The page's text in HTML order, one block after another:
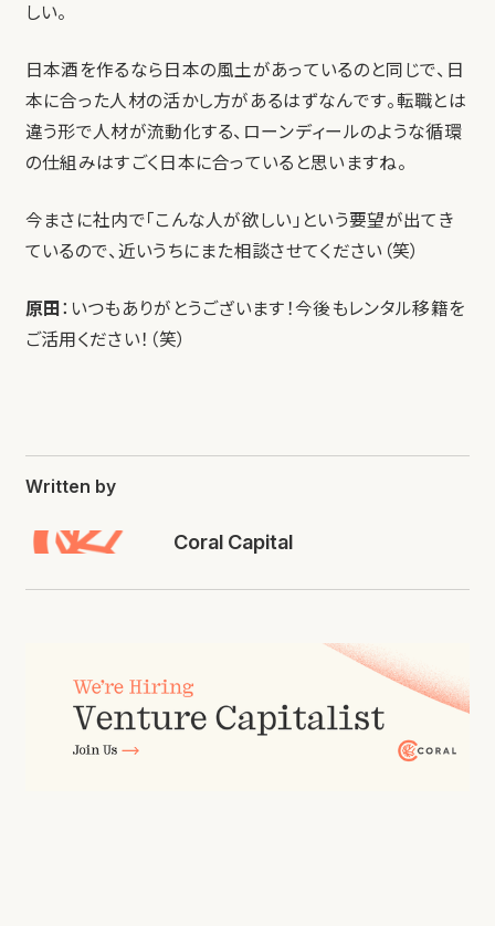
しい。
日本酒を作るなら日本の風土があっているのと同じで、日
本に合った人材の活かし方があるはずなんです。転職とは
違う形で人材が流動化する、ローンディールのような循環
の仕組みはすごく日本に合っていると思いますね。
今まさに社内で「こんな人が欲しい」という要望が出てき
ているので、近いうちにまた相談させてください（笑）
原田 ：いつもありがとうございます！今後もレンタル移籍を
ご活用ください！（笑）
Written by
Coral Capital